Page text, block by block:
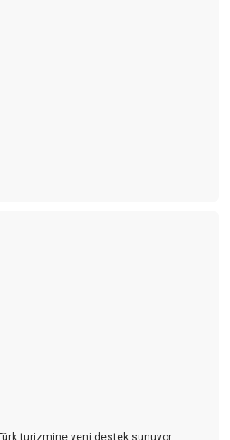
korkusu
yapmalı
otel odası yok
bir şey yok
kaldı
mı turistten koruyacağız?